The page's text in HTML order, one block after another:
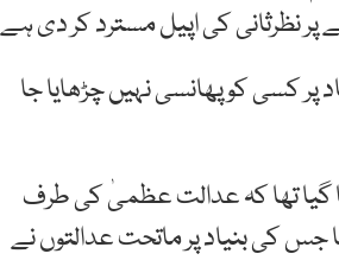
نظرثانی کی اپیل مسترد کر دی
کسی کو پھانسی نہیں چڑھایا جا
گیا تھا کہ عدالت عظمیٰ کی طرف
گیا جس کی بنیاد پر ماتحت عدالتوں نے